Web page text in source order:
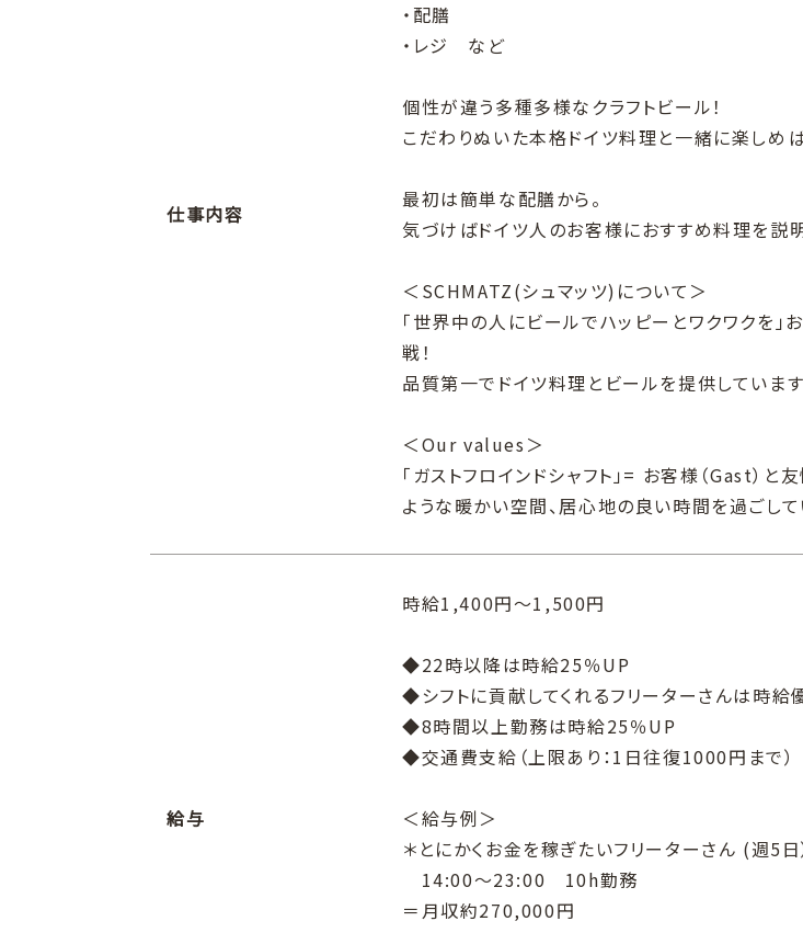
仕事内容
・配膳
・レジ など
個性が違う多種多様なクラフトビール！
こだわりぬいた本格ドイツ料理と一緒に楽しめば
最初は簡単な配膳から。
気づけばドイツ人のお客様におすすめ料理を説
＜SCHMATZ(シュマッツ)について＞
「世界中の人にビールでハッピーとワクワクを
戦！
品質第一でドイツ料理とビールを提供しています
＜Our values＞
「ガストフロインドシャフト」= お客様（Gast）
ような暖かい空間、居心地の良い時間を過ごし
給与
時給1,400円～1,500円
◆22時以降は時給25％UP
◆シフトに貢献してくれるフリーターさんは時給
◆8時間以上勤務は時給25％UP
◆交通費支給（上限あり：1日往復1000円まで）
＜給与例＞
＊とにかくお金を稼ぎたいフリーターさん (週5日
14:00～23:00 10h勤務
＝月収約270,000円